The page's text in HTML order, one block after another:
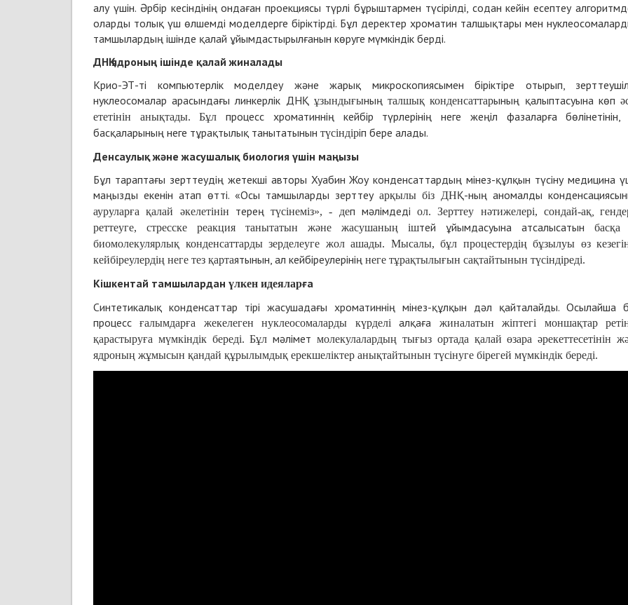
алу үшін. Әрбір кесіндінің ондаған проекциясы түрлі бұрыштармен түсірілді, содан кейін есептеу
оларды толық үш өлшемді моделдерге біріктірді. Бұл деректер хроматин талшықтары мен
тамшылардың ішінде қалай ұйымдастырылғанын көруге мүмкіндік берді.
ДНҚ ядроның ішінде қалай жиналады
Крио-ЭТ-ті компьютерлік моделдеу және жарық микроскопиясымен біріктіре отырып,
нуклеосомалар арасындағы линкерлік ДНҚ ұзындығыныңталшық конденсаттарының қалыптасуына көп
ететінін анықтады. Бұлпроцесс хроматиннің кейбір түрлерінің неге жеңіл фазаларға бөлінетінін,
басқаларының неге тұрақтылық танытатынын түсіндіріп бере алады.
Денсаулық және жасушалық биология үшін маңызы
Бұл тараптағы зерттеудің жетекші авторы Хуабин Жоу конденсаттардың мінез-құлқын түсіну медицина
маңызды екенін атап өтті. «Осы тамшыларды зерттеуарқылы біз ДНҚ-ның аномалды
ауруларға қалай әкелетінін терең түсінеміз», - деп мәлімдеді ол. Зерттеу нәтижелері, сондай-ақ,
реттеуге, стресске реакция
танытатын және жасушаның іштей ұйымдасуына атсалысатын басқа
биомолекулярлық конденсаттарды зерделеуге жол ашады. Мысалы, бұл процестердің бұзылуы өз
кейбіреулердің неге тез қартаятынын, ал кейбіреулерінің неге тұрақтылығын сақтайтынын түсіндіреді.
Кішкентай тамшылардан үлкен идеяларға
Синтетикалық конденсаттар тірі жасушадағы хроматиннің мінез-құлқын дәл қайталайды. Осылайша
процессғалымдарға жекелеген нуклеосомаларды күрделіалқаға
жиналатын жіптегі моншақтар
қарастыруға мүмкіндік береді. Бұлмәліметмолекулалардың тығыз ортада қалай өзара әрекеттесетінін
ядроның жұмысын қандай құрылымдық ерекшеліктер анықтайтынын түсінуге бірегей мүмкіндік береді.